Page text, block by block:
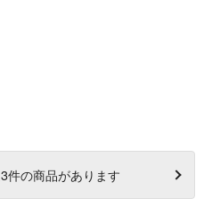
3件の商品があります